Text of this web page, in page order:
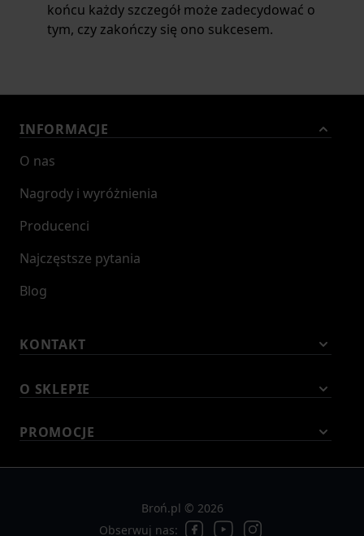
końcu każdy szczegół może zadecydować o
tym, czy zakończy się ono sukcesem.
INFORMACJE
O nas
Nagrody i wyróżnienia
Producenci
Najczęstsze pytania
Blog
KONTAKT
O SKLEPIE
PROMOCJE
Broń.pl © 2026
Obserwuj nas: